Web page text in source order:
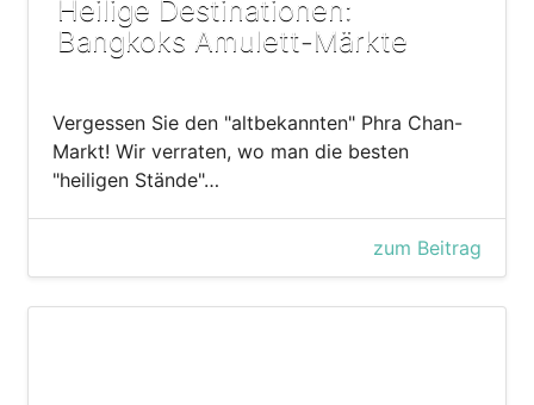
Heilige Destinationen:
Bangkoks Amulett-Märkte
Vergessen Sie den "altbekannten" Phra Chan-
Markt! Wir verraten, wo man die besten
"heiligen Stände"…
zum Beitrag